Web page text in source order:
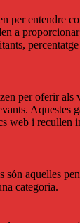
per entendre
a
per oferir als
Aquestes
web i recullen
són aquelles
categoria.